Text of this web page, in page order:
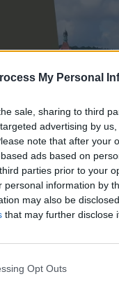
My Personal
sale, sharing to third
advertising by
note that after your
ads based on
parties prior to your
information by
may also be
that may further disclose
Opt Outs